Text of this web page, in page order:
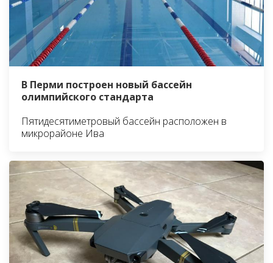
В Перми построен новый бассейн
олимпийского стандарта
Пятидесятиметровый бассейн расположен в
микрорайоне Ива